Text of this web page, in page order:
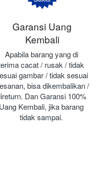
Garansi Uang
Kembali
Apabila barang yang di
cacat / rusak / tidak
gambar / tidak sesuai
bisa dikembalikan /
Dan Garansi 100%
Uang Kembali, jika barang
tidak sampai.